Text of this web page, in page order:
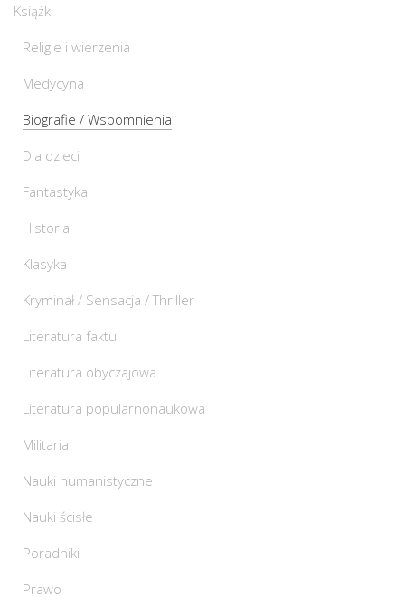
Książki
Religie i wierzenia
Medycyna
Biografie / Wspomnienia
Dla dzieci
Fantastyka
Historia
Klasyka
Kryminał / Sensacja / Thriller
Literatura faktu
Literatura obyczajowa
Literatura popularnonaukowa
Militaria
Nauki humanistyczne
Nauki ścisłe
Poradniki
Prawo